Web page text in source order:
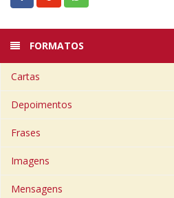
só me resta deitar…
FORMATOS
Cartas
Depoimentos
Frases
Imagens
Mensagens